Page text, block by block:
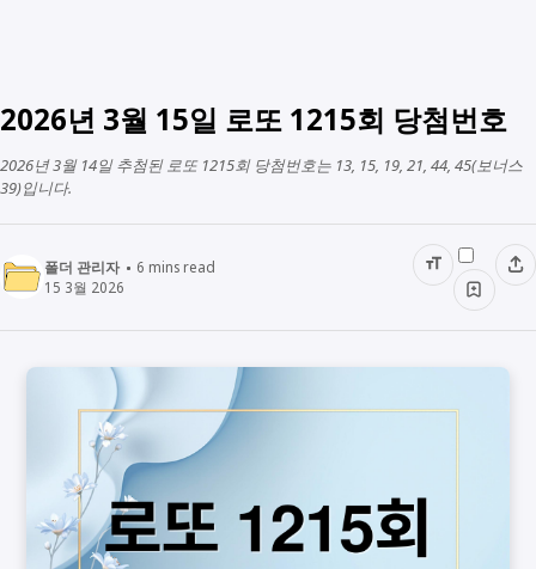
2026년 3월 15일 로또 1215회 당첨번호
2026년 3월 14일 추첨된 로또 1215회 당첨번호는 13, 15, 19, 21, 44, 45(보너스
39)입니다.
폴더 관리자 6 mins read
15 3월 2026